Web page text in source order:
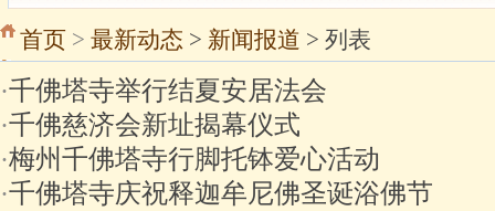
首页 > 最新动态 > 新闻报道 > 列表
·千佛塔寺举行结夏安居法会
·千佛慈济会新址揭幕仪式
·梅州千佛塔寺行脚托钵爱心活动
·千佛塔寺庆祝释迦牟尼佛圣诞浴佛节